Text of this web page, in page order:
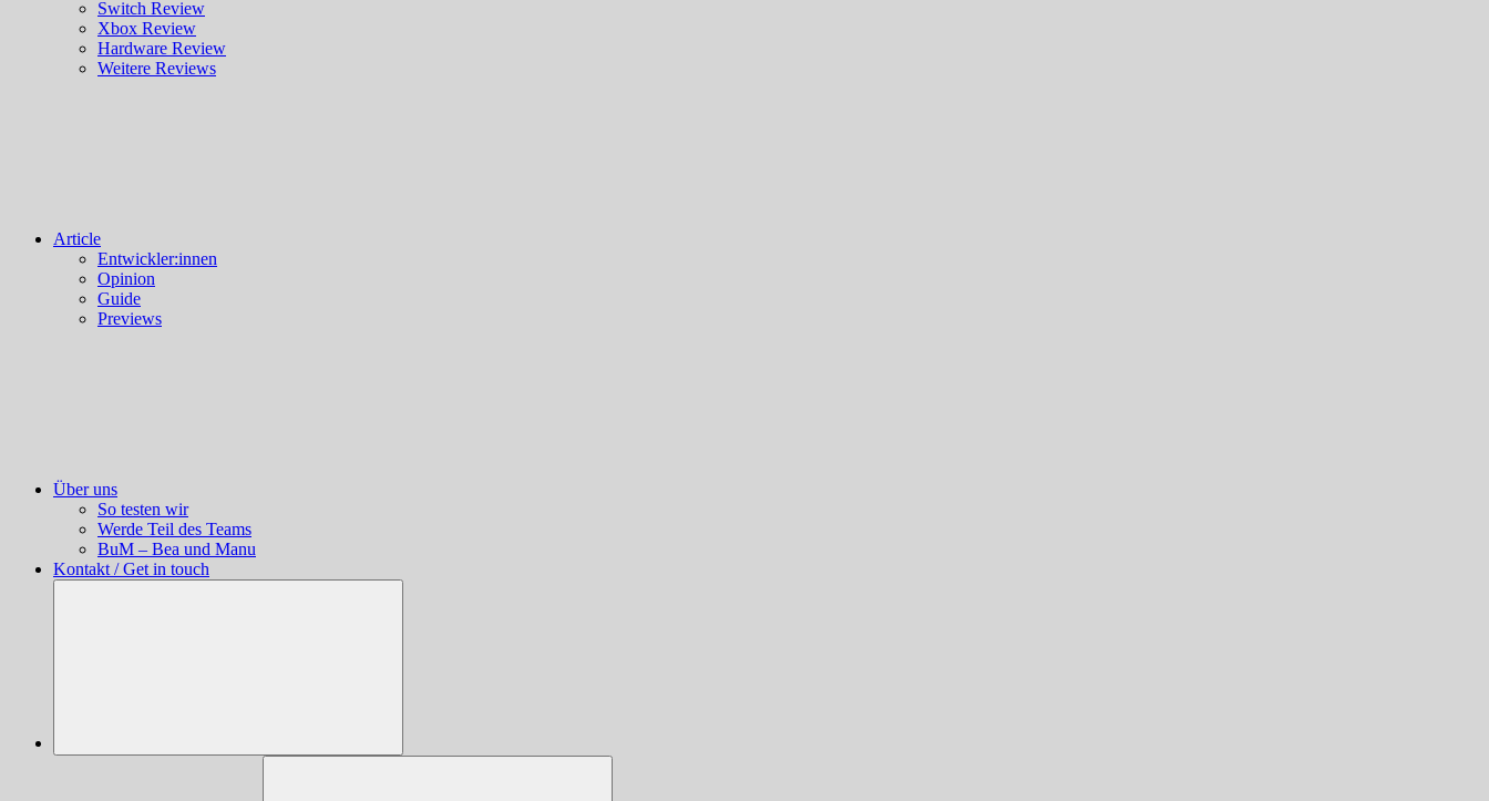
Switch Review
Xbox Review
Hardware Review
Weitere Reviews
Article
Entwickler:innen
Opinion
Guide
Previews
Über uns
So testen wir
Werde Teil des Teams
BuM – Bea und Manu
Kontakt / Get in touch